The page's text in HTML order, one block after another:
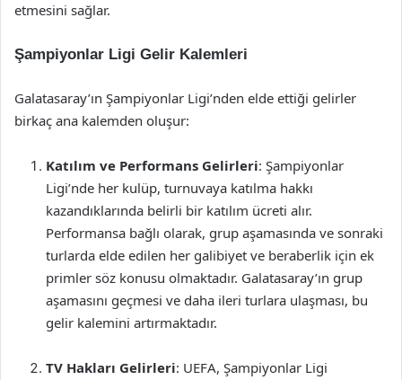
etmesini sağlar.
Şampiyonlar Ligi Gelir Kalemleri
Galatasaray’ın Şampiyonlar Ligi’nden elde ettiği gelirler
birkaç ana kalemden oluşur:
Katılım ve Performans Gelirleri: Şampiyonlar
Ligi’nde her kulüp, turnuvaya katılma hakkı
kazandıklarında belirli bir katılım ücreti alır.
Performansa bağlı olarak, grup aşamasında ve sonraki
turlarda elde edilen her galibiyet ve beraberlik için ek
primler söz konusu olmaktadır. Galatasaray’ın grup
aşamasını geçmesi ve daha ileri turlara ulaşması, bu
gelir kalemini artırmaktadır.
TV Hakları Gelirleri: UEFA, Şampiyonlar Ligi